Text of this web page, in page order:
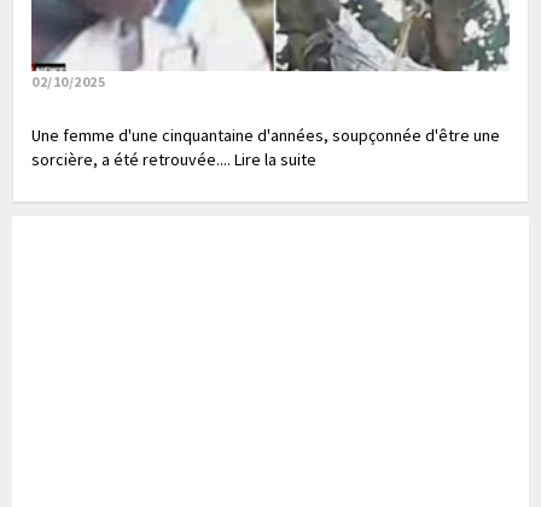
02/10/2025
Une femme d'une cinquantaine d'années, soupçonnée d'être une
sorcière, a été retrouvée.... Lire la suite